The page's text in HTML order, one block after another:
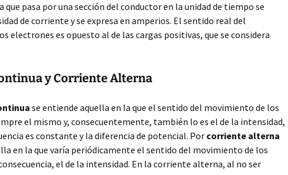
que pasa por una sección del conductor en la unidad de tiempo se
de corriente y se expresa en amperios. El sentido real del
electrones es opuesto al de las cargas positivas, que se considera
y Corriente Alterna
se entiende aquella en la que el sentido del movimiento de los
el mismo y, consecuentemente, también lo es el de la intensidad,
es constante y la diferencia de potencial. Por corriente alterna
en la que varía periódicamente el sentido del movimiento de los
el de la intensidad. En la corriente alterna, al no ser